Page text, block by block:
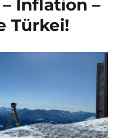
Inflation –
Türkei!